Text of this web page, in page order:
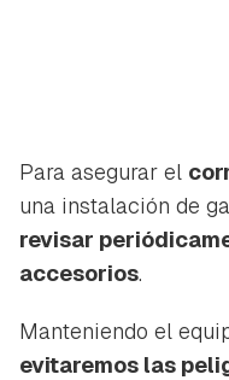
Para asegurar el
una instalación de
revisar
accesorios.
Manteniendo el
evitaremos las